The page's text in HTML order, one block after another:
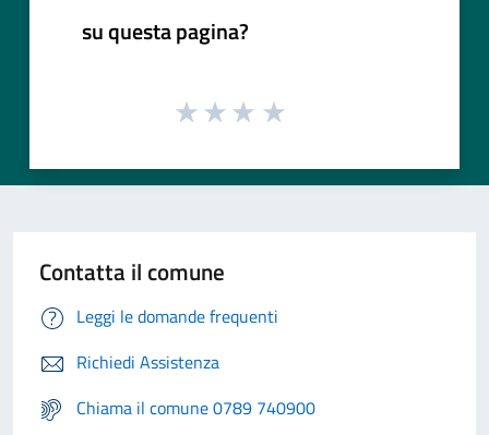
su questa pagina?
Contatta il comune
Leggi le domande frequenti
Richiedi Assistenza
Chiama il comune 0789 740900